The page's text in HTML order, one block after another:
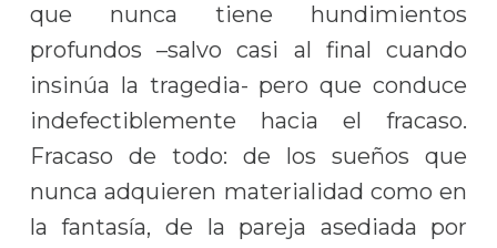
que nunca tiene hundimientos
profundos –salvo casi al final cuando
insinúa la tragedia- pero que conduce
indefectiblemente hacia el fracaso.
Fracaso de todo: de los sueños que
nunca adquieren materialidad como en
la fantasía, de la pareja asediada por